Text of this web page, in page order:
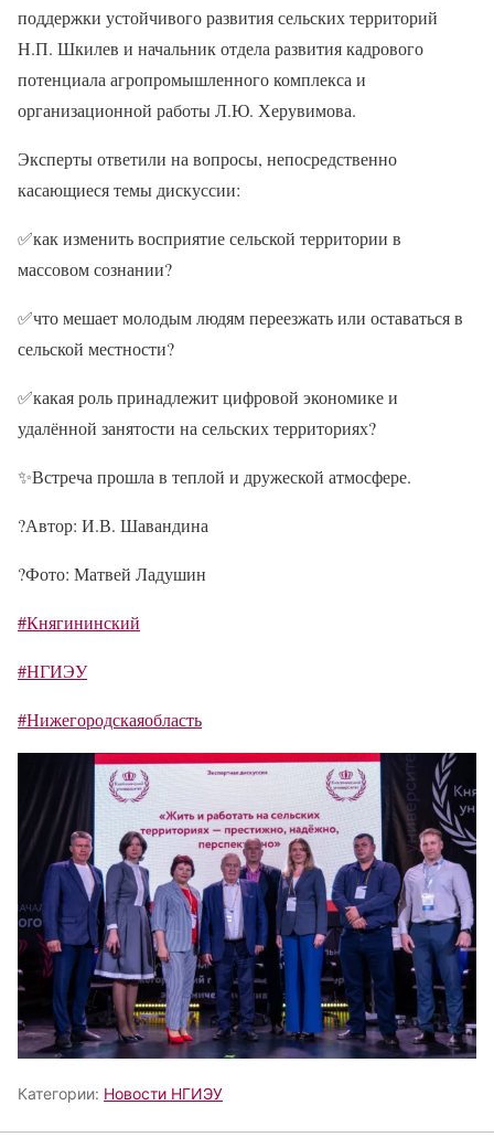
поддержки устойчивого развития сельских территорий
Н.П. Шкилев и начальник отдела развития кадрового
потенциала агропромышленного комплекса и
организационной работы Л.Ю. Херувимова.
Эксперты ответили на вопросы, непосредственно
касающиеся темы дискуссии:
✅как изменить восприятие сельской территории в
массовом сознании?
✅что мешает молодым людям переезжать или оставаться в
сельской местности?
✅какая роль принадлежит цифровой экономике и
удалённой занятости на сельских территориях?
✨Встреча прошла в теплой и дружеской атмосфере.
?Автор: И.В. Шавандина
?Фото: Матвей Ладушин
#Княгининский
#НГИЭУ
#Нижегородскаяобласть
Категории: Новости НГИЭУ